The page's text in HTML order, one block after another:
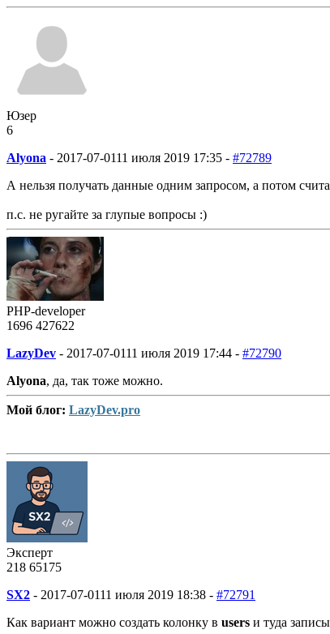
Юзер
6
Alyona - 2017-07-0111 июля 2019 17:35 - #72789
А нельзя получать данные одним запросом, а потом
п.с. не ругайте за глупые вопросы :)
PHP-developer
1696 427622
LazyDev - 2017-07-0111 июля 2019 17:44 - #72790
Alyona, да, так тоже можно.
Мой блог: LazyDev.pro
Эксперт
218 65175
SX2 - 2017-07-0111 июля 2019 18:38 - #72791
Как вариант можно создать колонку в users и туда